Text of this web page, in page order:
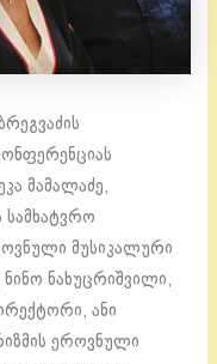
მამალაძე,
მუსიკალური
ნახუცრიშვილი,
ანი
ეროვნული